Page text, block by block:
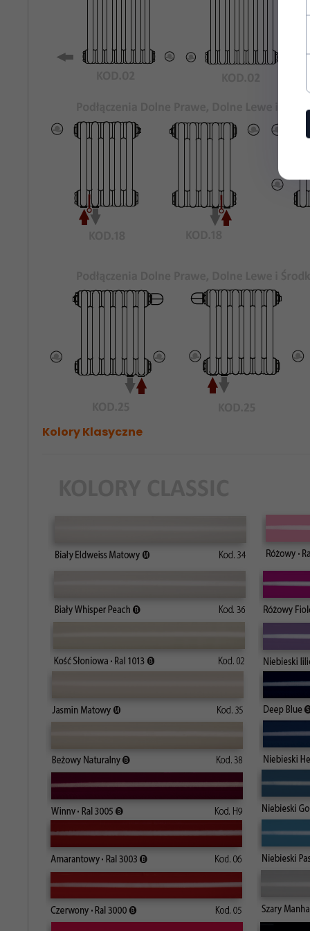
Kolory Klasyczne
Bocznych:
Maksymalne
Ciśnienie
Temperatura
Pracy: